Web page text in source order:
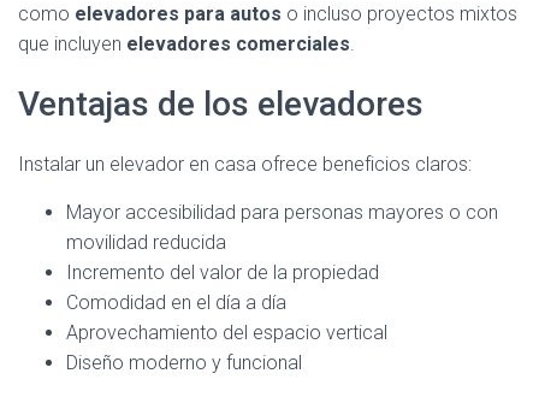
como elevadores para autos o incluso proyectos mixtos
que incluyen elevadores comerciales
Ventajas de los elevadores
Instalar un elevador en casa ofrece beneficios claros:
Mayor accesibilidad para personas mayores o con
movilidad reducida
Incremento del valor de la propiedad
Comodidad en el día a día
Aprovechamiento del espacio vertical
Diseño moderno y funcional